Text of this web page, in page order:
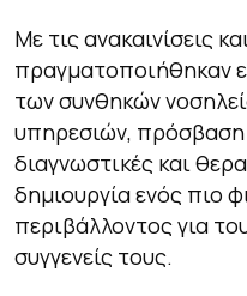
Με τις ανακαινίσεις
πραγματοποιήθηκαν
των συνθηκών
υπηρεσιών,
διαγνωστικές και
δημιουργία ενός πιο
περιβάλλοντος για
συγγενείς τους.